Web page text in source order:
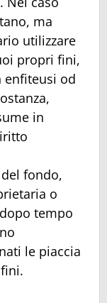
ma
utilizzare
propri fini,
enfiteusi od
in
fondo,
o
tempo
le piaccia